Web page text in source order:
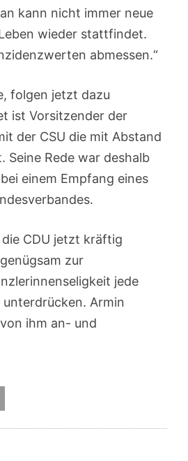
kann nicht immer neue
wieder stattfindet.
abmessen.“
folgen jetzt dazu
ist Vorsitzender der
der CSU die mit Abstand
Rede war deshalb
einem Empfang eines
CDU jetzt kräftig
zur
jede
Armin
ihm an- und